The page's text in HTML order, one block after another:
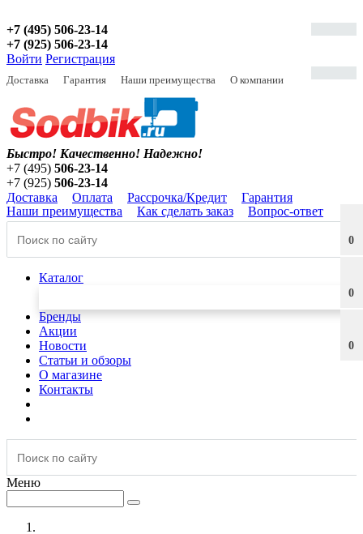
+7 (495) 506-23-14
+7 (925) 506-23-14
Войти Регистрация
Доставка Гарантия Наши преимущества О компании
0
0
0
Быстро! Качественно! Надежно!
+7 (495) 506-23-14
+7 (925) 506-23-14
Доставка
Оплата Рассрочка/Кредит
Гарантия
Наши преимущества
Как сделать заказ Вопрос-ответ
Каталог
Бренды
Акции
Новости
Статьи и обзоры
О магазине
Контакты
Меню